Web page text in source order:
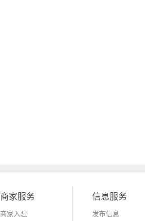
商家服务
商家入驻
信息服务
发布信息